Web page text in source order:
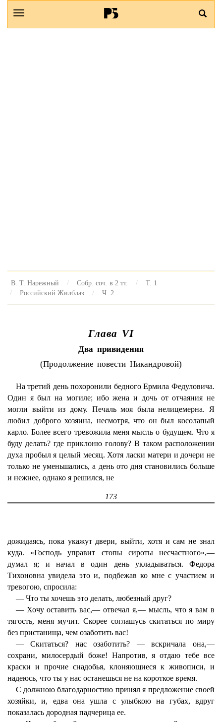
В. Т. Нарежный Собр. соч. в 2 тт.
Т. 1
Российский Жилблаз
Ч. 2
Глава VI
Два привидения
(Продолжение повести Никандровой)
На третий день похоронили бедного Ермила Федуловича.
Один я был на могиле; ибо жена и дочь от отчаяния не
могли выйти из дому. Печаль моя была нелицемерна. Я
любил доброго хозяина, несмотря, что он был косолапый
карло. Более всего тревожила меня мысль о будущем. Что я
буду делать? где приклоню голову? В таком расположении
духа пробыл я целый месяц. Хотя ласки матери и дочери не
только не уменьшались, а день ото дня становились больше
и нежнее, однако я решился, не
173
дожидаясь, пока укажут двери, выйти, хотя и сам не знал
куда. «Господь управит стопы сироты несчастного»,—
думал я; и начал в один день укладываться. Федора
Тихоновна увидела это и, подбежав ко мне с участием и
тревогою, спросила:
— Что ты хочешь это делать, любезный друг?
— Хочу оставить вас,— отвечал я,— мысль, что я вам в
тягость, меня мучит. Скорее соглашусь скитаться по миру
без пристанища, чем озаботить вас!
— Скитаться? нас озаботить? — вскричала она,—
сохрани, милосердый боже! Напротив, я отдаю тебе все
краски и прочие снадобья, клоняющиеся к живописи, и
надеюсь, что ты у нас останешься не на короткое время.
С должною благодарностию принял я предложение своей
хозяйки, и, едва она ушла с улыбкою на губах, вдруг
показалась дородная падчерица ее.